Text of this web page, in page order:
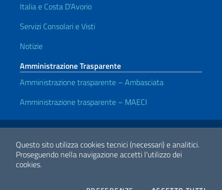
Questo sito utilizza cookies tecnici (necessari) e analitici.
Proseguendo nella navigazione accetti l'utilizzo dei
cookies.
Italia e Costa D’Avorio
Servizi Consolari e Visti
Notizie
Amministrazione Trasparente
Amministrazione trasparente – Ambasciata
Amministrazione trasparente – MAECI
Link Utili